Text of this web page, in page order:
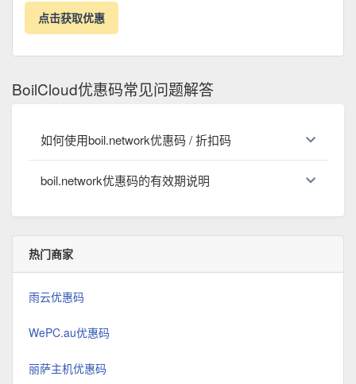
点击获取优惠
BoilCloud优惠码常见问题解答
如何使用boil.network优惠码 / 折扣码
boil.network优惠码的有效期说明
热门商家
雨云优惠码
WePC.au优惠码
丽萨主机优惠码